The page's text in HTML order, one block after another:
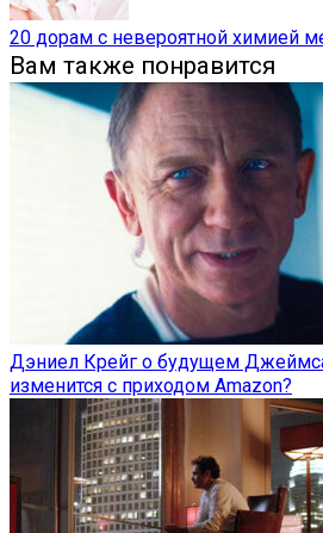
20 дорам с невероятной химией
Вам также понравится
Дэниел Крейг о будущем
изменится с приходом Amazon?